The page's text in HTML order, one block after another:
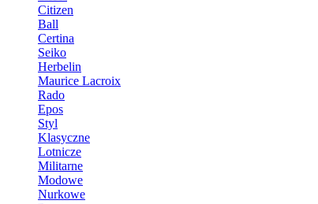
Citizen
Ball
Certina
Seiko
Herbelin
Maurice Lacroix
Rado
Epos
Styl
Klasyczne
Lotnicze
Militarne
Modowe
Nurkowe